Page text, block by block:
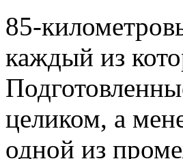
85-
каждый из
целиком, а
одной из